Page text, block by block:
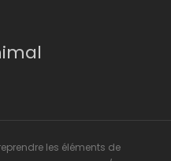
les éléments de